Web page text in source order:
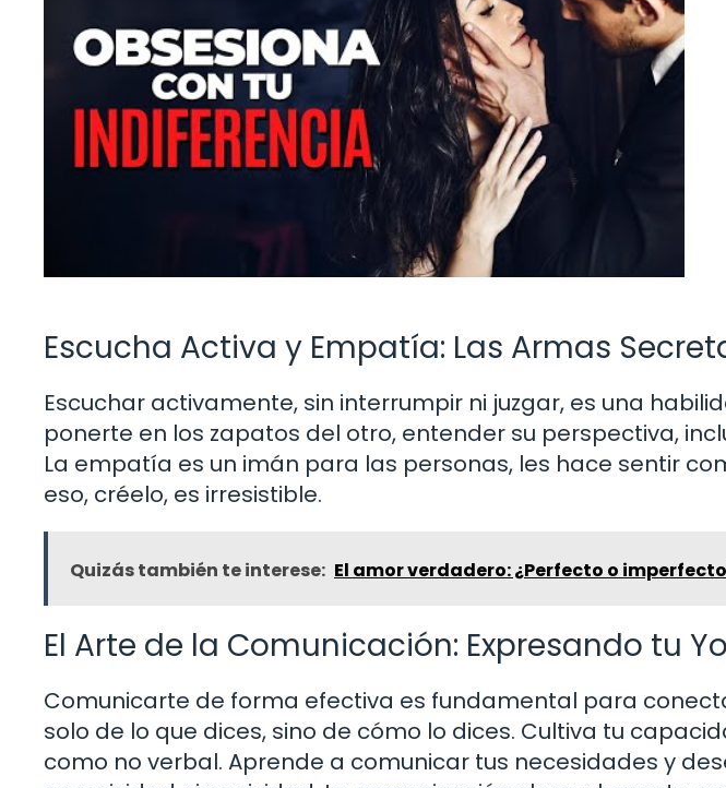
Escucha Activa y Empatía: Las Armas
Escuchar activamente, sin interrumpir ni juzgar, es una
ponerte en los zapatos del otro, entender su perspectiva,
La empatía es un imán para las personas, les hace sentir
eso, créelo, es irresistible.
Quizás también te interese: El amor verdadero: ¿Perfecto o
El Arte de la Comunicación: Expresando tu
Comunicarte de forma efectiva es fundamental para
solo de lo que dices, sino de cómo lo dices. Cultiva tu
como no verbal. Aprende a comunicar tus necesidades y